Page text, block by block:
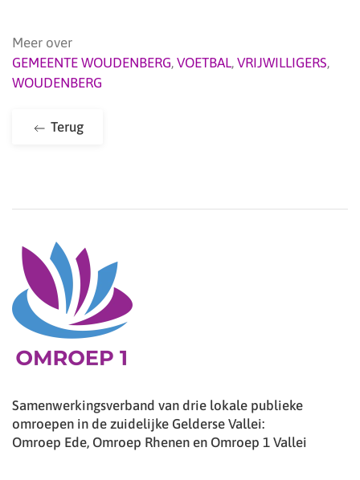
Meer over
GEMEENTE WOUDENBERG, VOETBAL, VRIJWILLIGERS,
WOUDENBERG
Terug
Samenwerkingsverband van drie lokale publieke
omroepen in de zuidelijke Gelderse Vallei:
Omroep Ede, Omroep Rhenen en Omroep 1 Vallei